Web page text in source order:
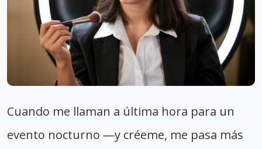
Cuando me llaman a última hora para un
evento nocturno —y créeme, me pasa más